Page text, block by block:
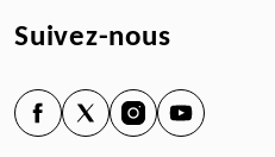
Suivez-nous